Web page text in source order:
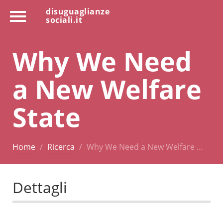
disuguaglianze
sociali.it
Why We Need
a New Welfare
State
Home Ricerca Why We Need a New Welfare …
Dettagli